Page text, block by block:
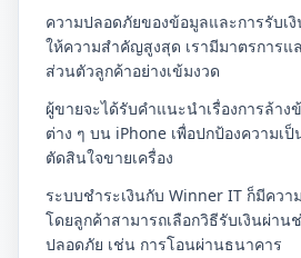
ความปลอดภัยของข้อมูลและการรับเ
ให้ความสำคัญสูงสุด เรามีมาตรการ
ส่วนตัวลูกค้าอย่างเข้มงวด
ผู้ขายจะได้รับคำแนะนำเรื่องการล้า
ต่าง ๆ บน iPhone เพื่อปกป้องความเ
ตัดสินใจขายเครื่อง
ระบบชำระเงินกับ Winner IT ก็มีควา
โดยลูกค้าสามารถเลือกวิธีรับเงินผ่าน
ปลอดภัย เช่น การโอนผ่านธนาคาร